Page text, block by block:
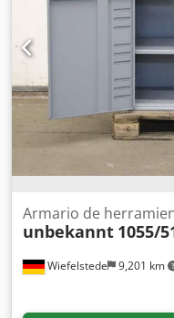
Wiefelstede 9,201 km
Armario de
unbekannt 1055/